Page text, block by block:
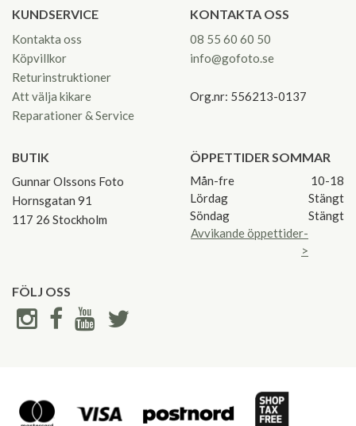
KUNDSERVICE
Kontakta oss
Köpvillkor
Returinstruktioner
Att välja kikare
Reparationer & Service
KONTAKTA OSS
08 55 60 60 50
info@gofoto.se
Org.nr: 556213-0137
BUTIK
Gunnar Olssons Foto
Hornsgatan 91
117 26 Stockholm
ÖPPETTIDER SOMMAR
Mån-fre
10-18
Lördag
Stängt
Söndag
Stängt
Avvikande öppettider-
>
FÖLJ OSS